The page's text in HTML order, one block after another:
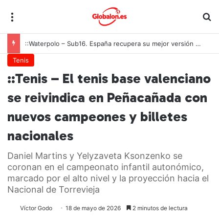
::Waterpolo – Sub16. España recupera su mejor versión y arrolla a Polonia en Zagreb
Tenis
::Tenis – El tenis base valenciano
se reivindica en Peñacañada con
nuevos campeones y billetes
nacionales
Daniel Martins y Yelyzaveta Ksonzenko se
coronan en el campeonato infantil autonómico,
marcado por el alto nivel y la proyección hacia el
Nacional de Torrevieja
Víctor Godo 18 de mayo de 2026 2 minutos de lectura